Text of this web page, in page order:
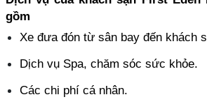
gồm
Xe đưa đón từ sân bay đến khách
Dịch vụ Spa, chăm sóc sức khỏe.
Các chi phí cá nhân.